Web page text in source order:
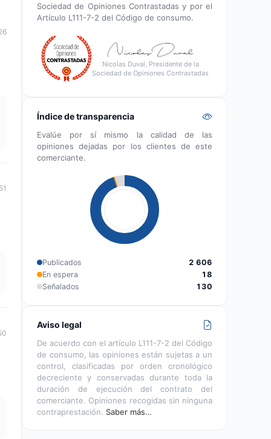
Sociedad de Opiniones Contrastadas y por el
Artículo L111-7-2 del Código de consumo.
Nicolas Duval, Presidente de la
Sociedad de Opiniones Contrastadas
Índice de transparencia
Evalúe por sí mismo la calidad de las
opiniones dejadas por los clientes de este
comerciante.
Publicados
2 606
En espera
18
Señalados
130
Aviso legal
De acuerdo con el artículo L111-7-2 del Código
de consumo, las opiniones están sujetas a un
control, clasificadas por orden cronológico
decreciente y conservadas durante toda la
duración de ejecución del contrato del
comerciante. Opiniones recogidas sin ninguna
contraprestación. Saber más…